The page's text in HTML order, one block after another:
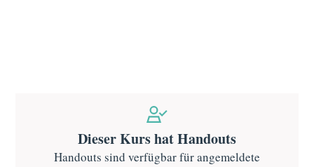
Dieser Kurs hat Handouts
Handouts sind verfügbar für angemeldete